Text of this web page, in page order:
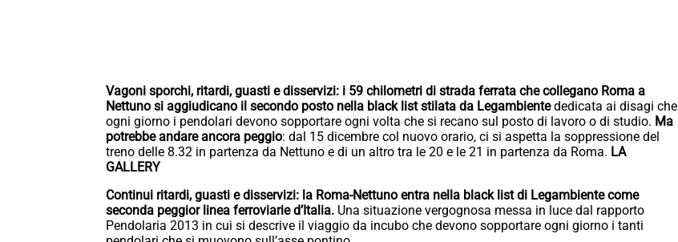
Vagoni sporchi, ritardi, guasti e disservizi: i 59 chilometri di strada ferrata che collegano Roma a
Nettuno si aggiudicano il secondo posto nella black list stilata da Legambientededicata ai disagi che
ogni giorno i pendolari devono sopportare ogni volta che si recano sul posto di lavoro o di studio. Ma
potrebbe andare ancora peggio: dal 15 dicembre col nuovo orario, ci si aspetta la soppressione del
treno delle 8.32 in partenza da Nettuno e di un altro tra le 20 e le 21 in partenza da Roma. LA
GALLERY
Continui ritardi, guasti e disservizi: la Roma-Nettuno entra nella black list di Legambiente come
seconda peggior linea ferroviarie d’Italia. Una situazione vergognosa messa in luce dal rapporto
Pendolaria 2013 in cui si descrive il viaggio da incubo che devono sopportare ogni giorno i tanti